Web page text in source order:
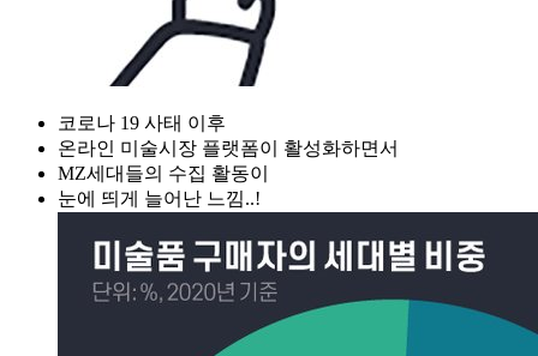
코로나 19 사태 이후
온라인 미술시장 플랫폼이 활성화하면서
MZ세대들의 수집 활동이
눈에 띄게 늘어난 느낌..!